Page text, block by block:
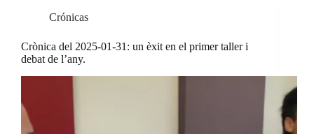
Crónicas
Crònica del 2025-01-31: un èxit en el primer taller i
debat de l’any.